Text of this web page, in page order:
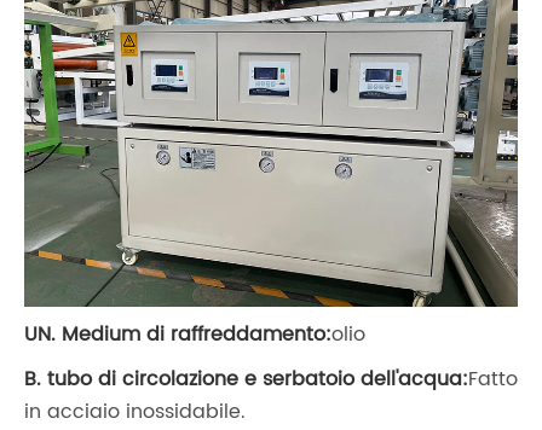
UN. Medium di raffreddamento:olio
B. tubo di circolazione e serbatoio dell'acqua:Fatto
in acciaio inossidabile.